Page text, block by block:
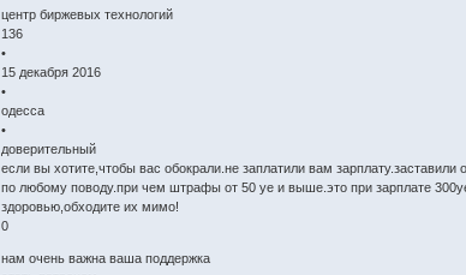
центр биржевых технологий
136
•
15 декабря 2016
•
одесса
•
доверительный
если вы хотите,чтобы вас обокрали.не заплатили вам
по любому поводу.при чем штрафы от 50 уе и выше.это при зарплате
здоровью,обходите их мимо!
0
нам очень важна ваша поддержка